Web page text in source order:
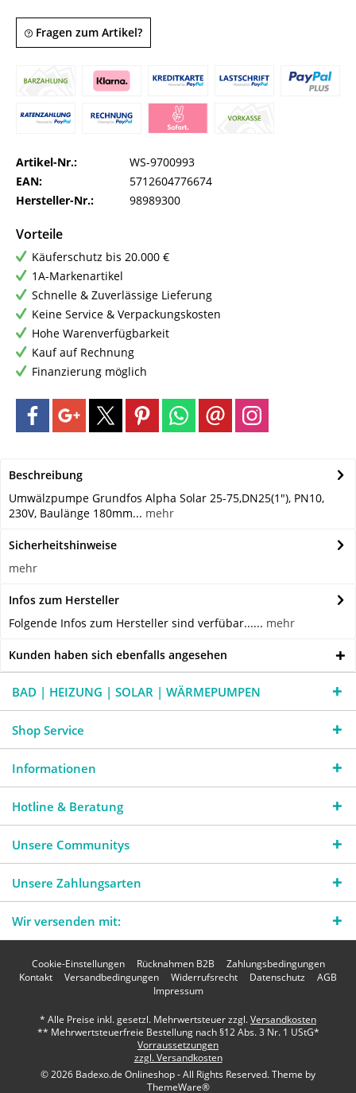
Fragen zum Artikel?
Artikel-Nr.:
WS-9700993
EAN:
5712604776674
Hersteller-Nr.:
98989300
Vorteile
Käuferschutz bis 20.000 €
1A-Markenartikel
Schnelle & Zuverlässige Lieferung
Keine Service & Verpackungskosten
Hohe Warenverfügbarkeit
Kauf auf Rechnung
Finanzierung möglich
Beschreibung
Umwälzpumpe Grundfos Alpha Solar 25-75,DN25(1"), PN10,
230V, Baulänge 180mm... mehr
Sicherheitshinweise
mehr
Infos zum Hersteller
Folgende Infos zum Hersteller sind verfübar...... mehr
Kunden haben sich ebenfalls angesehen
BAD | HEIZUNG | SOLAR | WÄRMEPUMPEN
Shop Service
Informationen
Hotline & Beratung
Unsere Communitys
Unsere Zahlungsarten
Wir versenden mit:
Cookie-Einstellungen Rücknahmen B2B
Zahlungsbedingungen
Kontakt
Versandbedingungen Widerrufsrecht Datenschutz
AGB
Impressum
* Alle Preise inkl. gesetzl. Mehrwertsteuer zzgl.Versandkosten
** Mehrwertsteuerfreie Bestellung nach §12 Abs. 3 Nr. 1 UStG*
Vorraussetzungen
zzgl. Versandkosten
© 2026 Badexo.de Onlineshop - All Rights Reserved. Theme by
ThemeWare®